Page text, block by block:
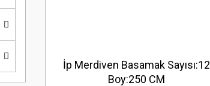
İp Merdiven Basamak Sayısı:12
Boy:250 CM